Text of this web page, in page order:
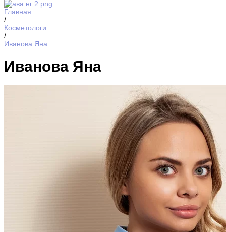
Главная
/
Косметологи
/
Иванова Яна
Иванова Яна